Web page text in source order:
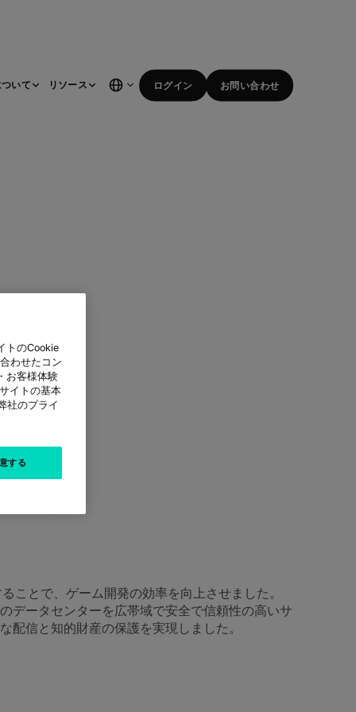
いて リソース ログイン お問い合わせ
ます
ことで、ゲーム開発の効率を向上させました。
データセンターを広帯域で安全で信頼性の高いサ
配信と知的財産の保護を実現しました。
トのCookie
わせたコン
お客様体験
イトの基本
社のプライ
する